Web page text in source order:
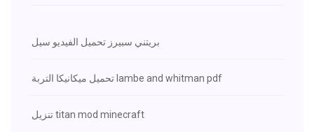
بريتني سبيرز تحميل الفيديو سيل
تحميل ميكانيكا التربة lambe and whitman pdf
تنزيل titan mod minecraft